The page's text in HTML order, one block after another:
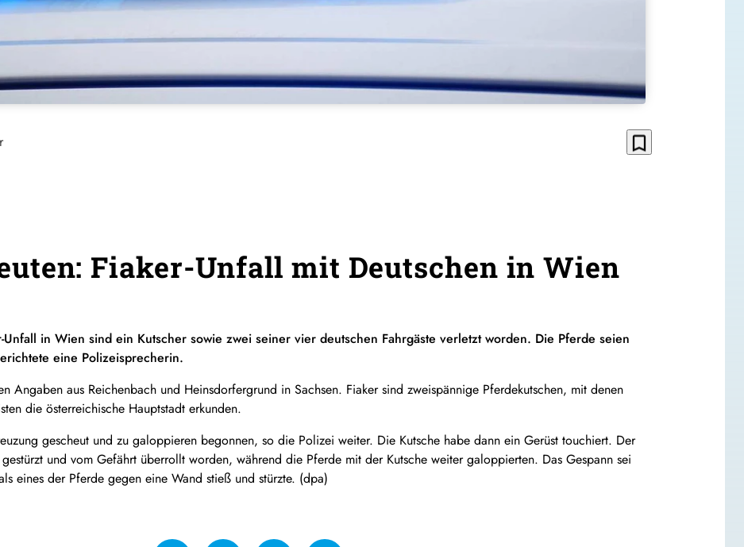
bookmark_border
Fiaker-Unfall mit Deutschen in Wien
Unfall in Wien sind ein Kutscher sowie zwei seiner vier deutschen Fahrgäste verletzt worden. Die Pferde seien
eine Polizeisprecherin.
Angaben aus Reichenbach und Heinsdorfergrund in Sachsen. Fiaker sind zweispännige Pferdekutschen, mit denen
die österreichische Hauptstadt erkunden.
gescheut und zu galoppieren begonnen, so die Polizei weiter. Die Kutsche habe dann ein Gerüst touchiert. Der
und vom Gefährt überrollt worden, während die Pferde mit der Kutsche weiter galoppierten. Das Gespann sei
eines der Pferde gegen eine Wand stieß und stürzte. (dpa)